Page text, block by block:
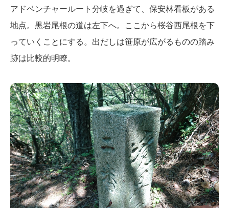
アドベンチャールート分岐を過ぎて、保安林看板がある
地点。黒岩尾根の道は左下へ。ここから桜谷西尾根を下
っていくことにする。出だしは笹原が広がるものの踏み
跡は比較的明瞭。